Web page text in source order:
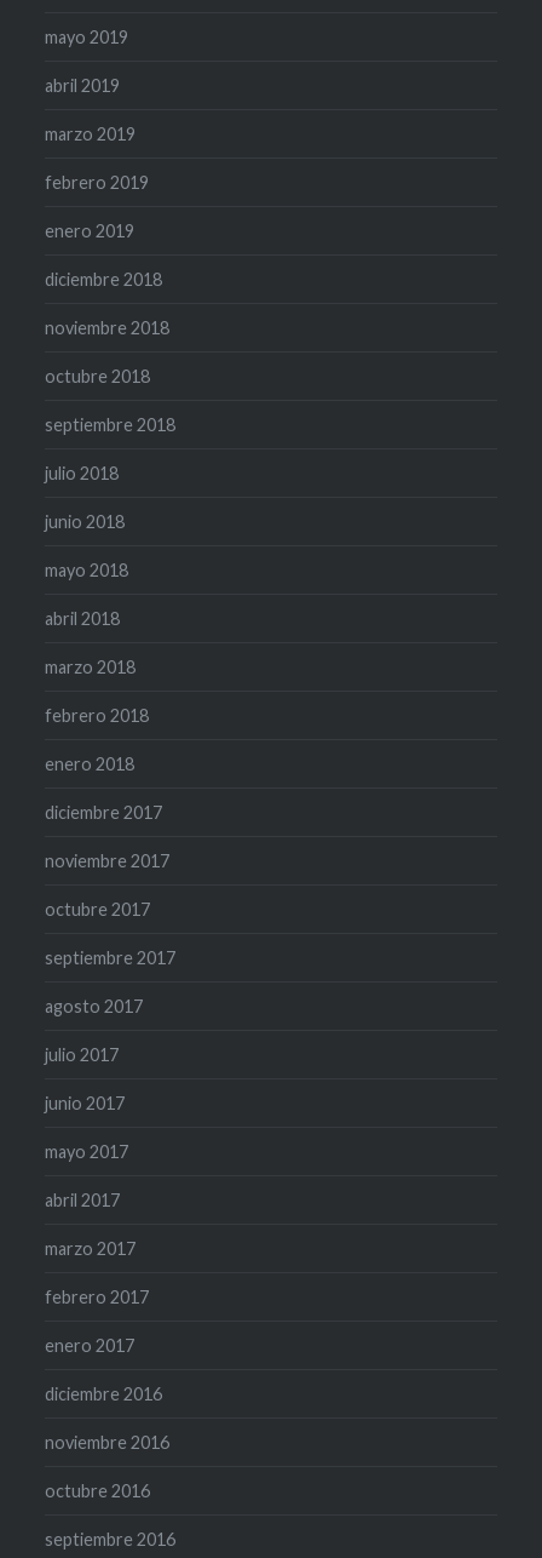
mayo 2019
abril 2019
marzo 2019
febrero 2019
enero 2019
diciembre 2018
noviembre 2018
octubre 2018
septiembre 2018
julio 2018
junio 2018
mayo 2018
abril 2018
marzo 2018
febrero 2018
enero 2018
diciembre 2017
noviembre 2017
octubre 2017
septiembre 2017
agosto 2017
julio 2017
junio 2017
mayo 2017
abril 2017
marzo 2017
febrero 2017
enero 2017
diciembre 2016
noviembre 2016
octubre 2016
septiembre 2016